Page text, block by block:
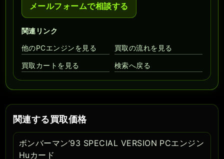
メールフォームで相談する
関連リンク
他のPCエンジンを見る
買取の流れを見る
買取カートを見る 検索へ戻る
関連する買取価格
ボンバーマン’93 SPECIAL VERSION PCエンジン
Huカード